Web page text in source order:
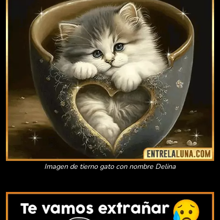
Imagen de tierno gato con nombre Delina